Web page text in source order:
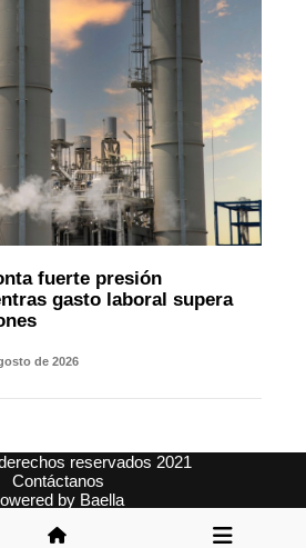
fuerte presión
gasto laboral supera
de 2026
reservados 2021
Contáctanos
by Baella